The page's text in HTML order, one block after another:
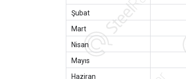
Şubat
Mart
Nisan
Mayıs
Haziran